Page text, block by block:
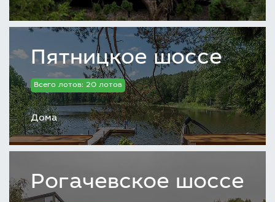
Пятницкое шоссе
Всего лотов: 20 лотов
Дома
Рогачевское шоссе